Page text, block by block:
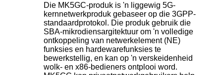
Die MK5GC-produk is 'n liggewig 5G-
kernnetwerkproduk gebaseer op die 3GPP-
standaardprotokol. Die produk gebruik die
SBA-mikrodiensargitektuur om 'n volledige
ontkoppeling van netwerkelement (NE)
funksies en hardewarefunksies te
bewerkstellig, en kan op 'n verskeidenheid
wolk- en x86-bedieners ontplooi word.